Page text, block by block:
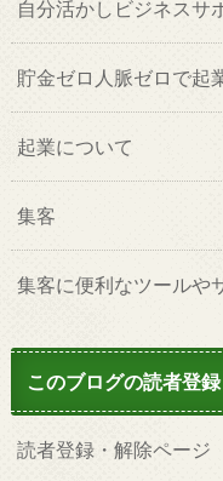
自分活かしビジネスサ
貯金ゼロ人脈ゼロで起
起業について
集客
集客に便利なツールや
このブログの読者登
読者登録・解除ページ